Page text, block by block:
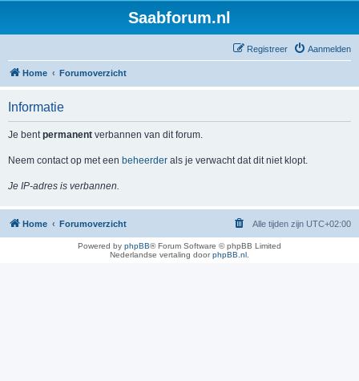
Saabforum.nl
Aanmelden
Registreer
Home Forumoverzicht
Informatie
Je bentpermanent verbannen van dit forum.
Neem contact op met een beheerder als je verwacht dat dit niet klopt.
Je IP-adres is verbannen.
Home Forumoverzicht Alle tijden zijn UTC+02:00
Powered by phpBB® Forum Software © phpBB Limited
Nederlandse vertaling doorphpBB.nl